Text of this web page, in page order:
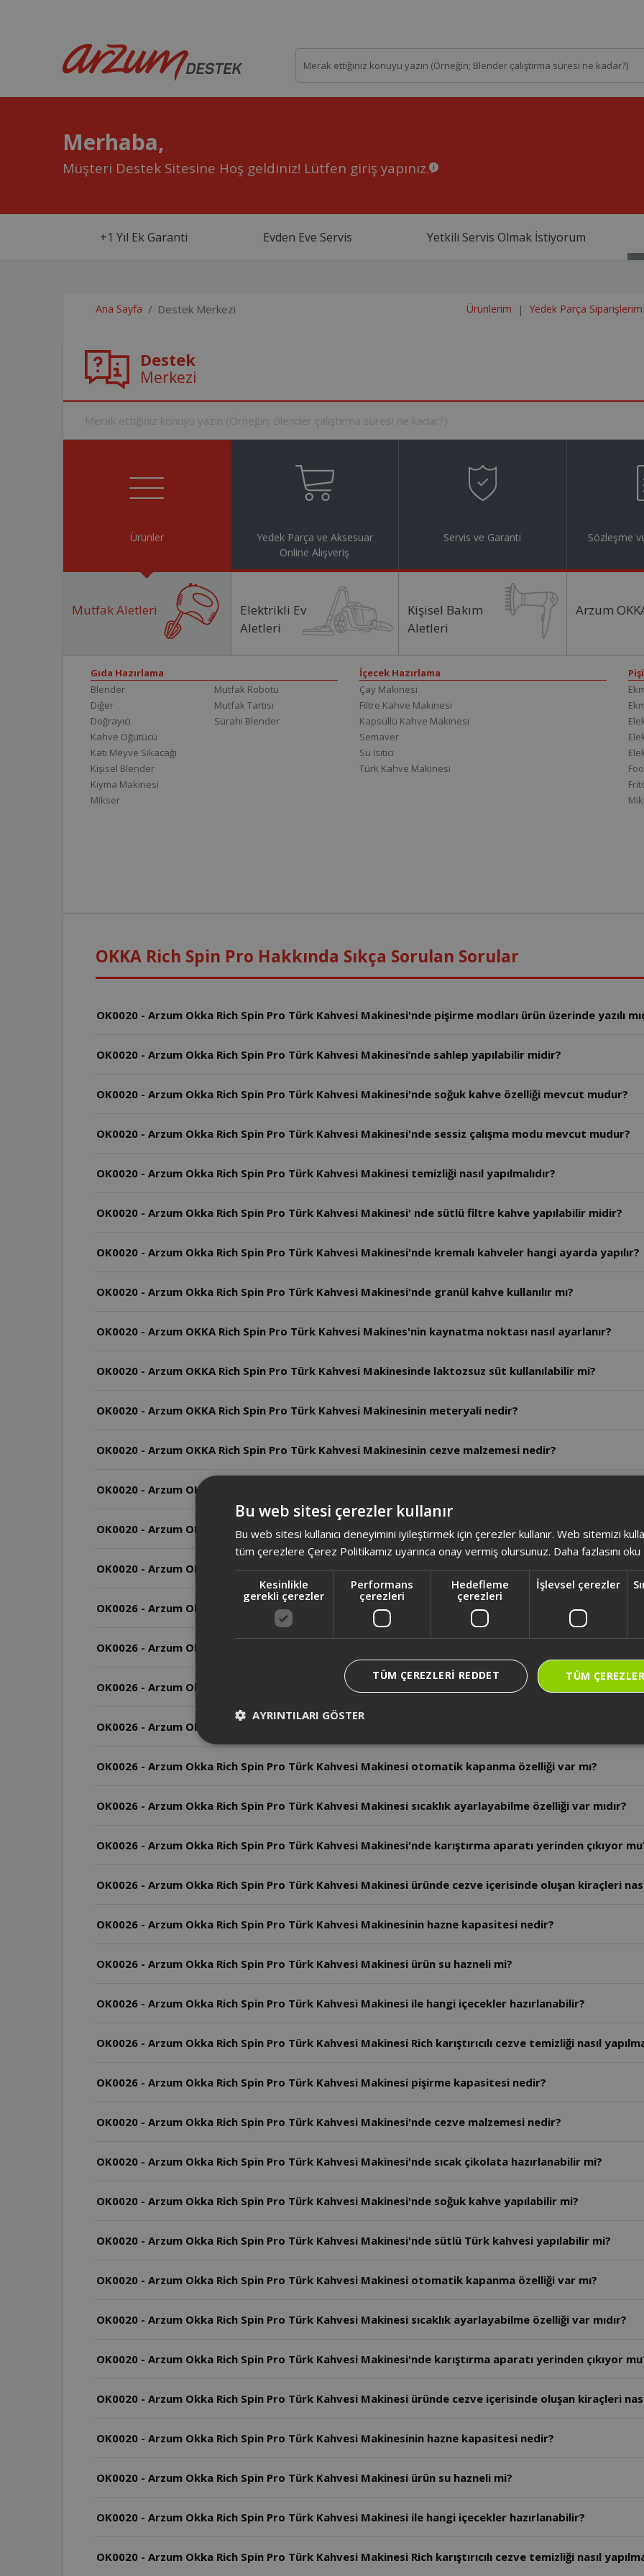
Merhaba,
Müşteri Destek Sitesine Hoş geldiniz! Lütfen giriş yapınız.
+1 Yıl Ek Garanti Evden Eve Servis Yetkili Servis Olmak İstiyorum
Ana Sayfa Destek Merkezi Ürünlerim Yedek Parça Siparişlerim
Destek
Merkezi
Ürünler
Yedek Parça ve Aksesuar
Online Alışveriş
Servis ve Garanti Sözleşme
Mutfak Aletleri
Elektrikli Ev
Aletleri
Kişisel Bakım
Aletleri
Arzum
Gıda Hazırlama
Blender
Diğer
Doğrayıcı
Kahve Öğütücü
Katı Meyve Sıkacağı
Kişisel Blender
Kıyma Makinesi
Mikser
Mutfak Robotu
Mutfak Tartısı
Sürahi Blender
İçecek Hazırlama
Çay Makinesi
Filtre Kahve Makinesi
Kapsüllü Kahve Makinesi
Semaver
Su Isıtıcı
Türk Kahve Makinesi
OKKA Rich Spin Pro Hakkında Sıkça Sorulan Sorular
OK0020 - Arzum Okka Rich Spin Pro Türk Kahvesi Makinesi'nde pişirme modları ürün üzerinde yazılı
OK0020 - Arzum Okka Rich Spin Pro Türk Kahvesi Makinesi’nde sahlep yapılabilir midir?
OK0020 - Arzum Okka Rich Spin Pro Türk Kahvesi Makinesi'nde soğuk kahve özelliği mevcut mudur?
OK0020 - Arzum Okka Rich Spin Pro Türk Kahvesi Makinesi'nde sessiz çalışma modu mevcut mudur?
OK0020 - Arzum Okka Rich Spin Pro Türk Kahvesi Makinesi temizliği nasıl yapılmalıdır?
OK0020 - Arzum Okka Rich Spin Pro Türk Kahvesi Makinesi' nde sütlü filtre kahve yapılabilir midir?
OK0020 - Arzum Okka Rich Spin Pro Türk Kahvesi Makinesi'nde kremalı kahveler hangi ayarda yapılır?
OK0020 - Arzum Okka Rich Spin Pro Türk Kahvesi Makinesi'nde granül kahve kullanılır mı?
OK0020 - Arzum OKKA Rich Spin Pro Türk Kahvesi Makines'nin kaynatma noktası nasıl ayarlanır?
OK0020 - Arzum OKKA Rich Spin Pro Türk Kahvesi Makinesinde laktozsuz süt kullanılabilir mi?
OK0020 - Arzum OKKA Rich Spin Pro Türk Kahvesi Makinesinin meteryali nedir?
OK0020 - Arzum OKKA Rich Spin Pro Türk Kahvesi Makinesinin cezve malzemesi nedir?
OK0020 - Arzum OKKA Rich Spin Pro Türk Kahvesi Makinesinin boyutları nedir?
OK0020 - Arzum OKKA Rich Spin Pro Türk Kahvesi Makinesinde sesli uyarı var mıdır?
OK0020 - Arzum OKKA Rich Spin Pro Türk Kahvesi Makinesi taşmayı önleyen sistem mevcut mudur?
OK0026 - Arzum Okka Rich Spin Pro Türk Kahvesi Makinesi'nde cezve malzemesi nedir?
OK0026 - Arzum Okka Rich Spin Pro Türk Kahvesi Makinesi'nde sıcak çikolata hazırlanabilir mi?
OK0026 - Arzum Okka Rich Spin Pro Türk Kahvesi Makinesi'nde soğuk kahve yapılabilir mi?
OK0026 - Arzum Okka Rich Spin Pro Türk Kahvesi Makinesi'nde sütlü Türk kahvesi yapılabilir mi?
OK0026 - Arzum Okka Rich Spin Pro Türk Kahvesi Makinesi otomatik kapanma özelliği var mı?
OK0026 - Arzum Okka Rich Spin Pro Türk Kahvesi Makinesi sıcaklık ayarlayabilme özelliği var mıdır?
OK0026 - Arzum Okka Rich Spin Pro Türk Kahvesi Makinesi'nde karıştırma aparatı yerinden çıkıyor
OK0026 - Arzum Okka Rich Spin Pro Türk Kahvesi Makinesi üründe cezve içerisinde oluşan kiraçleri
OK0026 - Arzum Okka Rich Spin Pro Türk Kahvesi Makinesinin hazne kapasitesi nedir?
OK0026 - Arzum Okka Rich Spin Pro Türk Kahvesi Makinesi ürün su hazneli mi?
OK0026 - Arzum Okka Rich Spin Pro Türk Kahvesi Makinesi ile hangi içecekler hazırlanabilir?
OK0026 - Arzum Okka Rich Spin Pro Türk Kahvesi Makinesi Rich karıştırıcılı cezve temizliği nasıl
OK0026 - Arzum Okka Rich Spin Pro Türk Kahvesi Makinesi pişirme kapasitesi nedir?
OK0020 - Arzum Okka Rich Spin Pro Türk Kahvesi Makinesi'nde cezve malzemesi nedir?
OK0020 - Arzum Okka Rich Spin Pro Türk Kahvesi Makinesi'nde sıcak çikolata hazırlanabilir mi?
OK0020 - Arzum Okka Rich Spin Pro Türk Kahvesi Makinesi'nde soğuk kahve yapılabilir mi?
OK0020 - Arzum Okka Rich Spin Pro Türk Kahvesi Makinesi'nde sütlü Türk kahvesi yapılabilir mi?
OK0020 - Arzum Okka Rich Spin Pro Türk Kahvesi Makinesi otomatik kapanma özelliği var mı?
OK0020 - Arzum Okka Rich Spin Pro Türk Kahvesi Makinesi sıcaklık ayarlayabilme özelliği var mıdır?
OK0020 - Arzum Okka Rich Spin Pro Türk Kahvesi Makinesi'nde karıştırma aparatı yerinden çıkıyor
OK0020 - Arzum Okka Rich Spin Pro Türk Kahvesi Makinesi üründe cezve içerisinde oluşan kiraçleri
OK0020 - Arzum Okka Rich Spin Pro Türk Kahvesi Makinesinin hazne kapasitesi nedir?
OK0020 - Arzum Okka Rich Spin Pro Türk Kahvesi Makinesi ürün su hazneli mi?
OK0020 - Arzum Okka Rich Spin Pro Türk Kahvesi Makinesi ile hangi içecekler hazırlanabilir?
OK0020 - Arzum Okka Rich Spin Pro Türk Kahvesi Makinesi Rich karıştırıcılı cezve temizliği nasıl
Bu web sitesi çerezler kullanır
Bu web sitesi kullanıcı deneyimini iyileştirmek için çerezler kullanır. Web sitemizi
tüm çerezlere Çerez Politikamız uyarınca onay vermiş olursunuz. Daha fazlasını oku
Kesinlikle
gerekli çerezler
Performans
çerezleri
Hedefleme
çerezleri
İşlevsel çerezler
TÜM
TÜM ÇEREZLERI REDDET
AYRINTILARI GÖSTER